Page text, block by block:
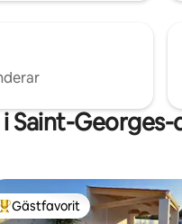
Saint-
Populär gästfavorit
Gästfavorit